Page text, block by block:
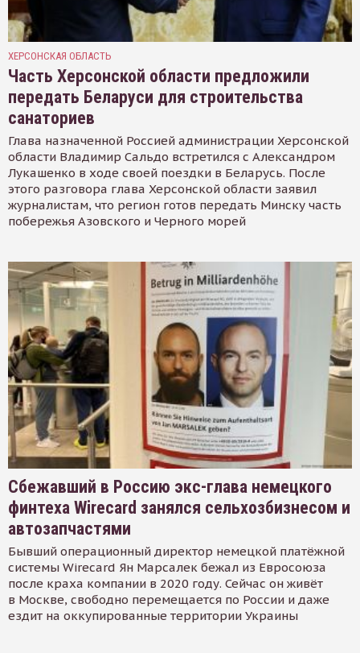
ХЕРСОНСКАЯ ОБЛАСТЬ
Часть Херсонской области предложили
передать Беларуси для строительства
санаториев
Глава назначенной Россией администрации Херсонской
области Владимир Сальдо встретился с Александром
Лукашенко в ходе своей поездки в Беларусь. После
этого разговора глава Херсонской области заявил
журналистам, что регион готов передать Минску часть
побережья Азовского и Черного морей
Сбежавший в Россию экс-глава немецкого
финтеха Wirecard занялся сельхозбизнесом и
автозапчастями
Бывший операционный директор немецкой платёжной
системы Wirecard Ян Марсалек бежал из Евросоюза
после краха компании в 2020 году. Сейчас он живёт
в Москве, свободно перемещается по России и даже
ездит на оккупированные территории Украины